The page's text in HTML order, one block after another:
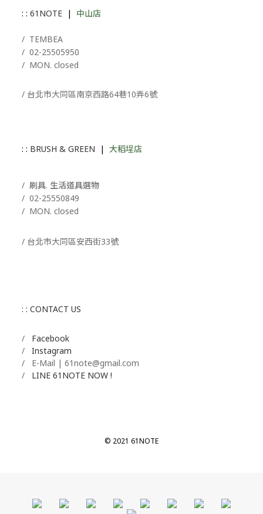
: : 61NOTE | 中山店
/ TEMBEA
/ 02-25505950
/ MON. closed
/ 台北市大同區南京西路64巷10弄6號
: : BRUSH & GREEN | 大稻埕店
/ 刷具. 生活道具選物
/ 02-25550849
/ MON. closed
/ 台北市大同區安西街33號
: : CONTACT US
/ Facebook
/ Instagram
/ E-Mail | 61note@gmail.com
/ LINE 61NOTE NOW !
© 2021 61NOTE